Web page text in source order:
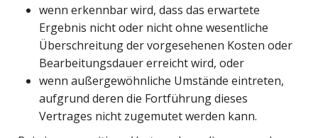
wenn erkennbar wird, dass das erwartete
Ergebnis nicht oder nicht ohne wesentliche
Überschreitung der vorgesehenen Kosten oder
Bearbeitungsdauer erreicht wird, oder
wenn außergewöhnliche Umstände eintreten,
aufgrund deren die Fortführung dieses
Vertrages nicht zugemutet werden kann.